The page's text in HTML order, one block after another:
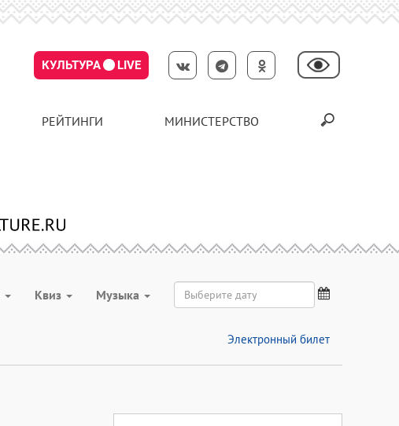
КУЛЬТУРА LIVE
РЕЙТИНГИ МИНИСТЕРСТВО
Квиз Музыка
Электронный билет